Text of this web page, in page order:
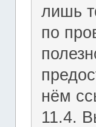
лишь
по
нём
11.4.